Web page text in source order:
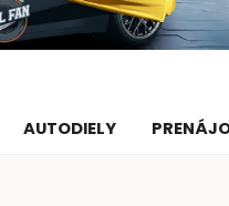
AUTODIELY